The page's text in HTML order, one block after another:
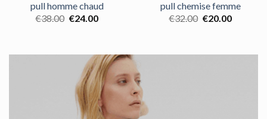
pull homme chaud
€38.00 €24.00
pull chemise femme
€32.00 €20.00